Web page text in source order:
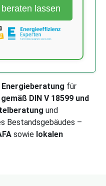
lassen
Energieberatung für
gemäß DIN V 18599 und
und
Bestandsgebäudes –
sowie lokalen